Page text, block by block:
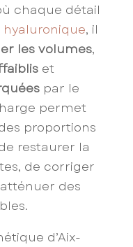
chaque détail
hyaluronique, il
les volumes,
et
par le
permet
proportions
restaurer la
de corriger
des
d’Aix-